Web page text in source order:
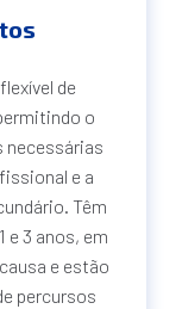
de
o
necessárias
e a
Têm
e 3 anos, em
e estão
percursos